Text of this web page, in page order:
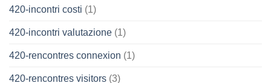
420-incontri costi (1)
420-incontri valutazione (1)
420-rencontres connexion (1)
420-rencontres visitors (3)